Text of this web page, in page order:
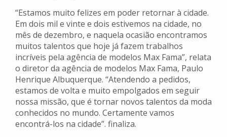
“Estamos muito felizes em poder retornar à cidade.
Em dois mil e vinte e dois estivemos na cidade, no
mês de dezembro, e naquela ocasião encontramos
muitos talentos que hoje já fazem trabalhos
incríveis pela agência de modelos Max Fama”, relata
o diretor da agência de modelos Max Fama, Paulo
Henrique Albuquerque. “Atendendo a pedidos,
estamos de volta e muito empolgados em seguir
nossa missão, que é tornar novos talentos da moda
conhecidos no mundo. Certamente vamos
encontrá-los na cidade”. finaliza.